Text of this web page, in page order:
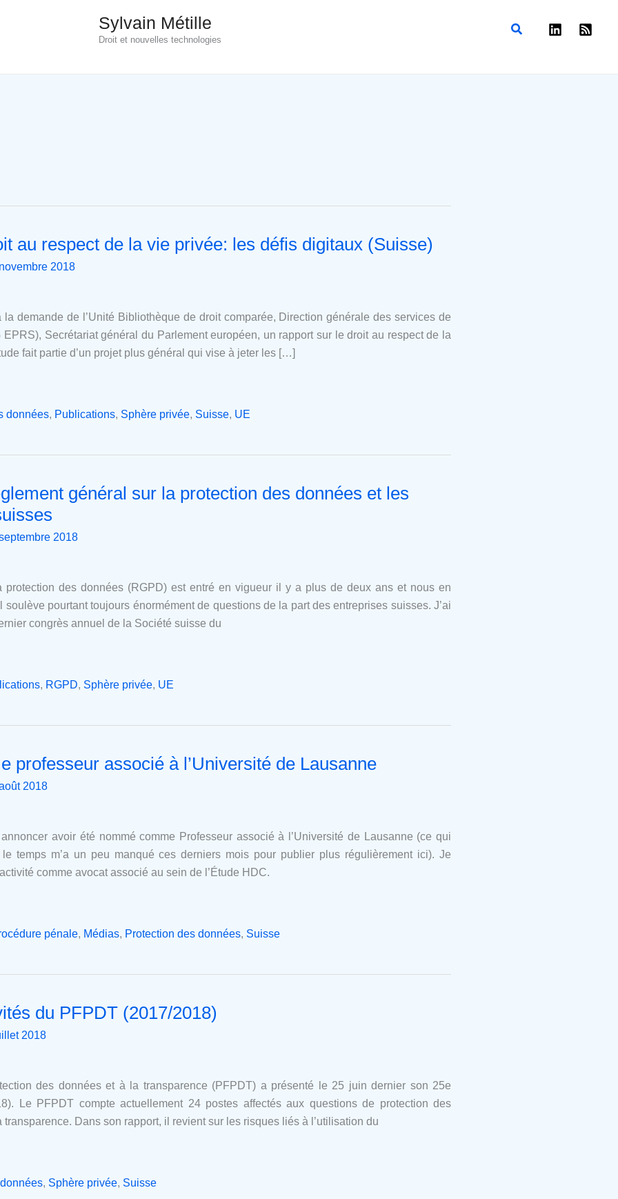
Sylvain Métille
Droit et nouvelles technologies
Rechercher
au respect de la vie privée: les défis digitaux (Suisse)
2018
la demande de l’Unité Bibliothèque de droit comparée, Direction générale des services de
Secrétariat général du Parlement européen, un rapport sur le droit au respect de la
fait partie d’un projet plus général qui vise à jeter les […]
données, Publications, Sphère privée, Suisse, UE
général sur la protection des données et les
2018
protection des données (RGPD) est entré en vigueur il y a plus de deux ans et nous en
pourtant toujours énormément de questions de la part des entreprises suisses. J’ai
congrès annuel de la Société suisse du
, RGPD, Sphère privée, UE
professeur associé à l’Université de Lausanne
2018
avoir été nommé comme Professeur associé à l’Université de Lausanne (ce qui
temps m’a un peu manqué ces derniers mois pour publier plus régulièrement ici). Je
comme avocat associé au sein de l’Étude HDC.
pénale, Médias, Protection des données, Suisse
du PFPDT (2017/2018)
2018
des données et à la transparence (PFPDT) a présenté le 25 juin dernier son 25e
Le PFPDT compte actuellement 24 postes affectés aux questions de protection des
Dans son rapport, il revient sur les risques liés à l’utilisation du
, Sphère privée, Suisse